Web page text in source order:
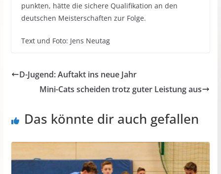
punkten, hätte die sichere Qualifikation an den
deutschen Meisterschaften zur Folge.
Text und Foto: Jens Neutag
D-Jugend: Auftakt ins neue Jahr
Mini-Cats scheiden trotz guter Leistung aus
Das könnte dir auch gefallen